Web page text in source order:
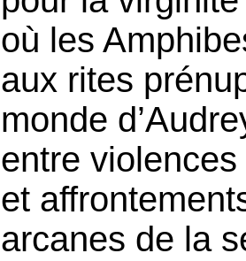
où les
aux rites
monde
entre
et
arcanes de la